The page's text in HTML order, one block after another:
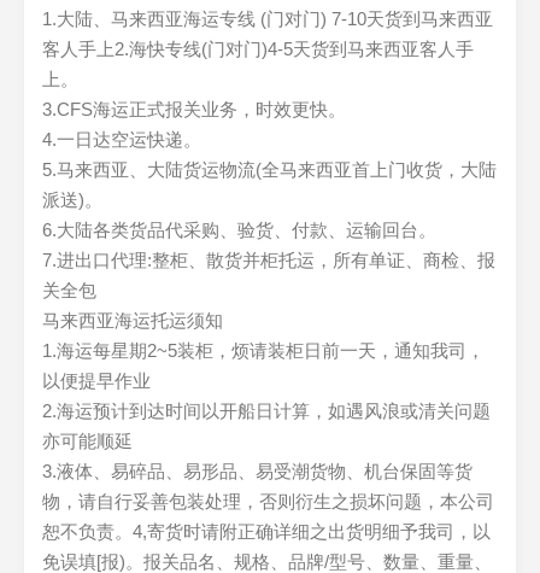
1.大陆、马来西亚海运专线 (门对门) 7-10天货到马来西亚
客人手上2.海快专线(门对门)4-5天货到马来西亚客人手
上。
3.CFS海运正式报关业务，时效更快。
4.一日达空运快递。
5.马来西亚、大陆货运物流(全马来西亚首上门收货，大陆
派送)。
6.大陆各类货品代采购、验货、付款、运输回台。
7.进出口代理:整柜、散货并柜托运，所有单证、商检、报
关全包
马来西亚海运托运须知
1.海运每星期2~5装柜，烦请装柜日前一天，通知我司，
以便提早作业
2.海运预计到达时间以开船日计算，如遇风浪或清关问题
亦可能顺延
3.液体、易碎品、易形品、易受潮货物、机台保固等货
物，请自行妥善包装处理，否则衍生之损坏问题，本公司
恕不负责。4,寄货时请附正确详细之出货明细予我司，以
免误填[报)。报关品名、规格、品牌/型号、数量、重量、